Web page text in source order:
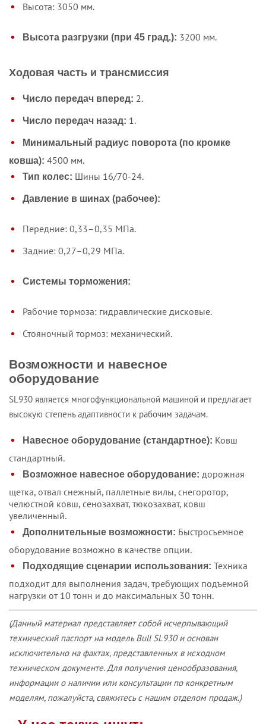
Высота: 3050 мм.
Высота разгрузки (при 45 град.): 3200 мм.
Ходовая часть и трансмиссия
Число передач вперед: 2.
Число передач назад: 1.
Минимальный радиус поворота (по кромке
ковша): 4500 мм.
Тип колес: Шины 16/70-24.
Давление в шинах (рабочее):
Передние: 0,33–0,35 МПа.
Задние: 0,27–0,29 МПа.
Системы торможения:
Рабочие тормоза: гидравлические дисковые.
Стояночный тормоз: механический.
Возможности и навесное
оборудование
SL930 является многофункциональной машиной и предлагает
высокую степень адаптивности к рабочим задачам.
Навесное оборудование (стандартное): Ковш
стандартный.
Возможное навесное оборудование: дорожная
щетка, отвал снежный, паллетные вилы, снегоротор,
челюстной ковш, сенозахват, тюкозахват, ковш
увеличенный.
Дополнительные возможности: Быстросъемное
оборудование возможно в качестве опции.
Подходящие сценарии использования: Техника
подходит для выполнения задач, требующих подъемной
нагрузки от 10 тонн и до максимальных 30 тонн.
(Данный материал представляет собой исчерпывающий
технический паспорт на модель Bull SL930 и основан
исключительно на фактах, представленных в исходном
техническом документе. Для получения ценообразования,
информации о наличии или консультации по конкретным
моделям, пожалуйста, свяжитесь с нашим отделом продаж.)